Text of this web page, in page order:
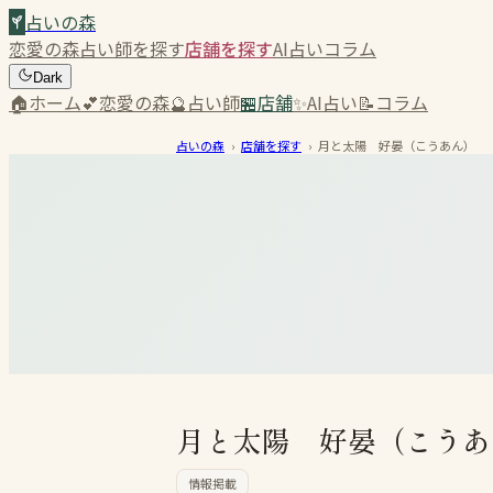
占いの森
恋愛の森占い師を探す店舗を探すAI占いコラム
Dark
🏠ホーム💕恋愛の森🔮占い師🏪店舗✨AI占い📝コラム
占いの森 › 店舗を探す › 月と太陽 好晏（こうあん）
月と太陽 好晏（こう
情報掲載